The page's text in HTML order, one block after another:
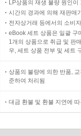
LP상품의 재생 불량 원인
시간의 경과에 의해 재판매
전자상거래 등에서의 소비
eBook 세트 상품은 일괄 구
1개의 상품으로 취급 및 판
우, 세트 상품 전부 및 세트
상품의 불량에 의한 반품,
준하여 처리됨
대금 환불 및 환불 지연에